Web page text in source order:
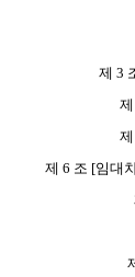
제 3
제 6 조 [임대